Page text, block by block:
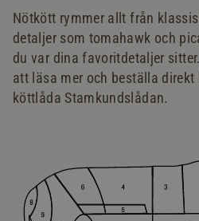
Nötkött rymmer allt från
detaljer som tomahawk och
du var dina favoritdetaljer
att läsa mer och beställa
köttlåda Stamkundslådan.